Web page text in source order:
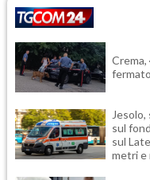
sul
sul
metri e